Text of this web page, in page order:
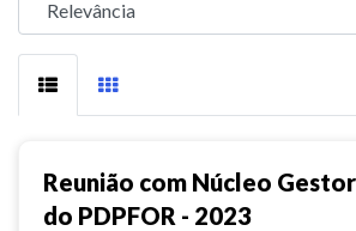
Reunião com Núcleo
do PDPFOR - 2023